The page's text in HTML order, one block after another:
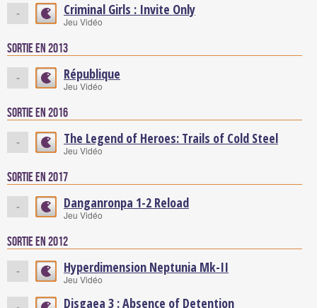
- Criminal Girls : Invite Only
Jeu Vidéo
Sortie en 2013
- République
Jeu Vidéo
Sortie en 2016
- The Legend of Heroes: Trails of Cold Steel
Jeu Vidéo
Sortie en 2017
- Danganronpa 1-2 Reload
Jeu Vidéo
Sortie en 2012
- Hyperdimension Neptunia Mk-II
Jeu Vidéo
Disgaea 3 : Absence of Detention